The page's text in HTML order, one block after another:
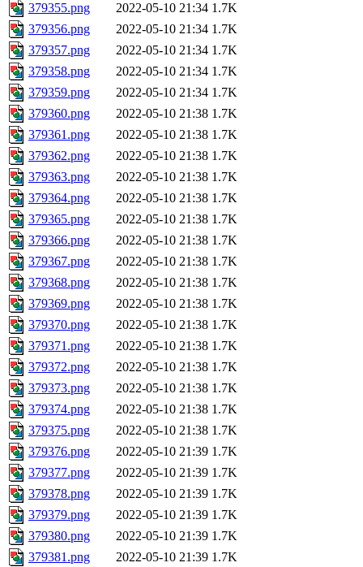
379355.png 2022-05-10 21:34 1.7K
379356.png
2022-05-10 21:34 1.7K
379357.png
2022-05-10 21:34 1.7K
379358.png
2022-05-10 21:34 1.7K
379359.png
2022-05-10 21:34 1.7K
379360.png
2022-05-10 21:38 1.7K
379361.png
2022-05-10 21:38 1.7K
379362.png
2022-05-10 21:38 1.7K
379363.png
2022-05-10 21:38 1.7K
379364.png
2022-05-10 21:38 1.7K
379365.png
2022-05-10 21:38 1.7K
379366.png
2022-05-10 21:38 1.7K
379367.png
2022-05-10 21:38 1.7K
379368.png
2022-05-10 21:38 1.7K
379369.png
2022-05-10 21:38 1.7K
379370.png
2022-05-10 21:38 1.7K
379371.png
2022-05-10 21:38 1.7K
379372.png
2022-05-10 21:38 1.7K
379373.png
2022-05-10 21:38 1.7K
379374.png
2022-05-10 21:38 1.7K
379375.png
2022-05-10 21:38 1.7K
379376.png
2022-05-10 21:39 1.7K
379377.png
2022-05-10 21:39 1.7K
379378.png
2022-05-10 21:39 1.7K
379379.png
2022-05-10 21:39 1.7K
379380.png
2022-05-10 21:39 1.7K
379381.png
2022-05-10 21:39 1.7K